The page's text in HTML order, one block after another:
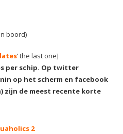
boord)
‘ the last one]
per schip. Op twitter
op het scherm en facebook
zijn de meest recente korte
2